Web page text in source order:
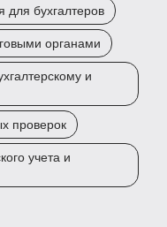
для бухгалтеров
органами
и
проверок
учета и